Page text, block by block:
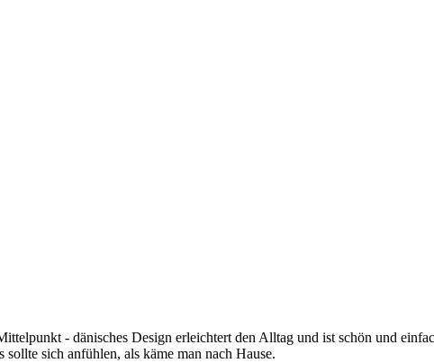
- dänisches Design erleichtert den Alltag und ist schön und
sich anfühlen, als käme man nach Hause.